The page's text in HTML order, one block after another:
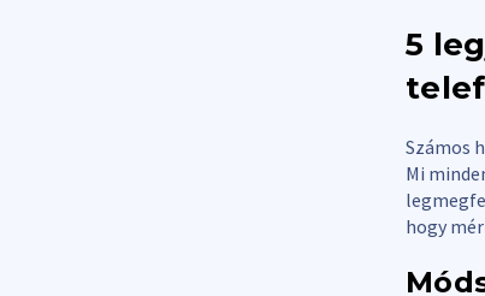
5
Számos
Mi
hogy